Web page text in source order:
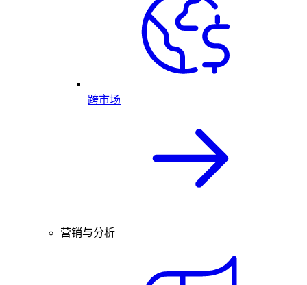
跨市场
营销与分析